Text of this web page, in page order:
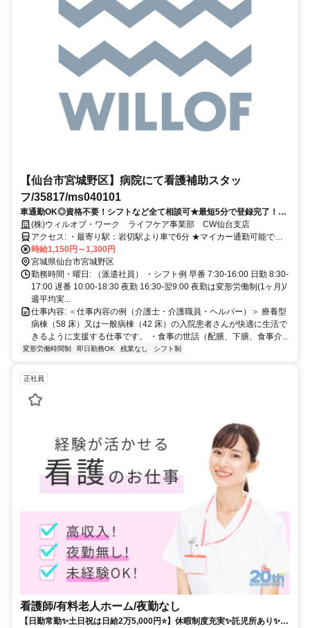
【仙台市宮城野区】病院にて看護補助スタッ
フ/35817/ms040101
車通勤OK◎資格不要！シフトなど全て相談可★最短5分で登録完了！即
日採用もあり。
(株)ウィルオブ・ワーク ライフケア事業部 CW仙台支店
アクセス: ・最寄り駅：岩切駅より車で6分 ★マイカー通勤可能で
す！無料駐車場あり◎
時給1,150円～1,300円
宮城県仙台市宮城野区
勤務時間・曜日: （派遣社員） ・シフト例 早番 7:30-16:00 日勤 8:30-
17:00 遅番 10:00-18:30 夜勤 16:30-翌9:00 夜勤は変形労働制(1ヶ月)/
週平均実...
仕事内容: ＜仕事内容の例（介護士・介護職員・ヘルパー）＞ 療養型
病棟（58 床）又は一般病棟（42 床）の入院患者さんが快適に生活で
きるように支援する仕事です。 ・食事の世話（配膳、下膳、食事介...
変形労働時間制 即日勤務OK 残業なし シフト制
正社員
看護師/有料老人ホーム/夜勤なし
【日勤常勤✨土日祝は日給2万5,000円⭐】休暇制度充実✨託児所あり✨施